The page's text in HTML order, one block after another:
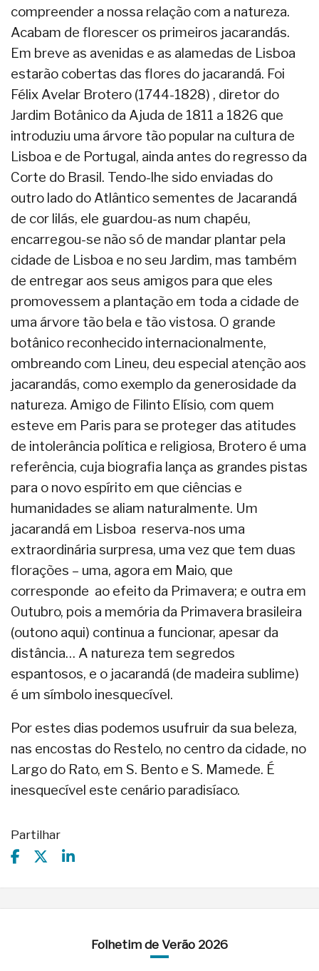
compreender a nossa relação com a natureza.
Acabam de florescer os primeiros jacarandás.
Em breve as avenidas e as alamedas de Lisboa
estarão cobertas das flores do jacarandá. Foi
Félix Avelar Brotero (1744-1828) , diretor do
Jardim Botânico da Ajuda de 1811 a 1826 que
introduziu uma árvore tão popular na cultura de
Lisboa e de Portugal, ainda antes do regresso da
Corte do Brasil. Tendo-lhe sido enviadas do
outro lado do Atlântico sementes de Jacarandá
de cor lilás, ele guardou-as num chapéu,
encarregou-se não só de mandar plantar pela
cidade de Lisboa e no seu Jardim, mas também
de entregar aos seus amigos para que eles
promovessem a plantação em toda a cidade de
uma árvore tão bela e tão vistosa. O grande
botânico reconhecido internacionalmente,
ombreando com Lineu, deu especial atenção aos
jacarandás, como exemplo da generosidade da
natureza. Amigo de Filinto Elísio, com quem
esteve em Paris para se proteger das atitudes
de intolerância política e religiosa, Brotero é uma
referência, cuja biografia lança as grandes pistas
para o novo espírito em que ciências e
humanidades se aliam naturalmente. Um
jacarandá em Lisboa reserva-nos uma
extraordinária surpresa, uma vez que tem duas
florações – uma, agora em Maio, que
corresponde ao efeito da Primavera; e outra em
Outubro, pois a memória da Primavera brasileira
(outono aqui) continua a funcionar, apesar da
distância… A natureza tem segredos
espantosos, e o jacarandá (de madeira sublime)
é um símbolo inesquecível.
Por estes dias podemos usufruir da sua beleza,
nas encostas do Restelo, no centro da cidade, no
Largo do Rato, em S. Bento e S. Mamede. É
inesquecível este cenário paradisíaco.
Partilhar
Folhetim de Verão 2026